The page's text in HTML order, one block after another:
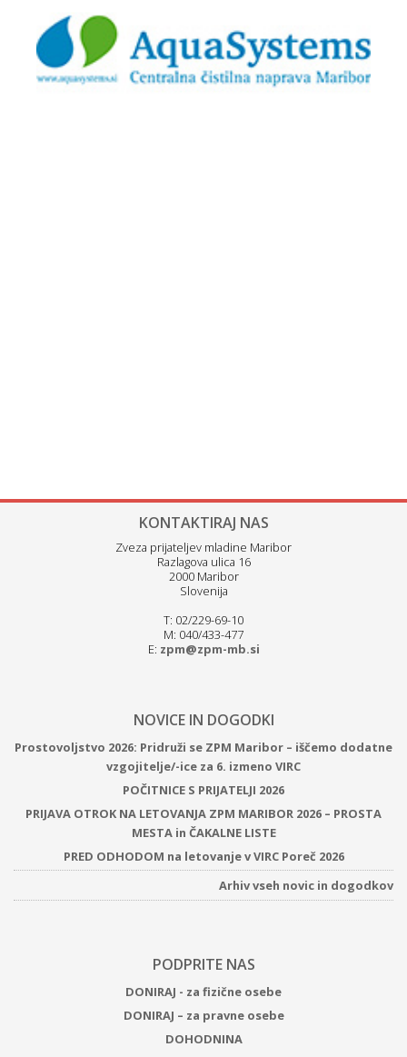
KONTAKTIRAJ NAS
Zveza prijateljev mladine Maribor
Razlagova ulica 16
2000 Maribor
Slovenija
T: 02/229-69-10
M: 040/433-477
E: zpm@zpm-mb.si
NOVICE IN DOGODKI
Prostovoljstvo 2026: Pridruži se ZPM Maribor – iščemo dodatne
vzgojitelje/-ice za 6. izmeno VIRC
POČITNICE S PRIJATELJI 2026
PRIJAVA OTROK NA LETOVANJA ZPM MARIBOR 2026 – PROSTA
MESTA in ČAKALNE LISTE
PRED ODHODOM na letovanje v VIRC Poreč 2026
Arhiv vseh novic in dogodkov
PODPRITE NAS
DONIRAJ - za fizične osebe
DONIRAJ – za pravne osebe
DOHODNINA